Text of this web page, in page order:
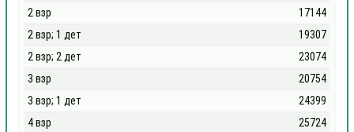
2 взр
17144
2 взр; 1 дет
19307
2 взр; 2 дет
23074
3 взр
20754
3 взр; 1 дет
24399
4 взр
25724